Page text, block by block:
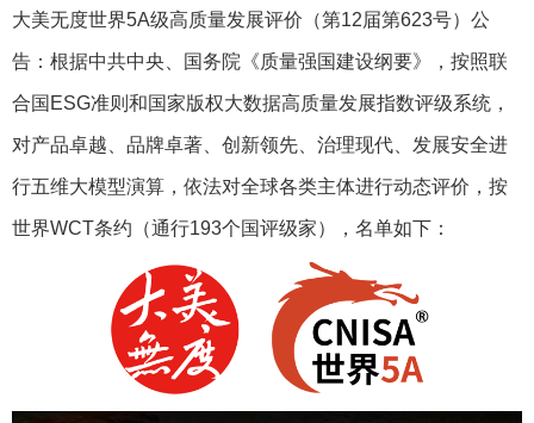
大美无度世界5A级高质量发展评价（第12届第623号）公
告：根据中共中央、国务院《质量强国建设纲要》，按照联
合国ESG准则和国家版权大数据高质量发展指数评级系统，
对产品卓越、品牌卓著、创新领先、治理现代、发展安全进
行五维大模型演算，依法对全球各类主体进行动态评价，按
世界WCT条约（通行193个国评级家），名单如下：